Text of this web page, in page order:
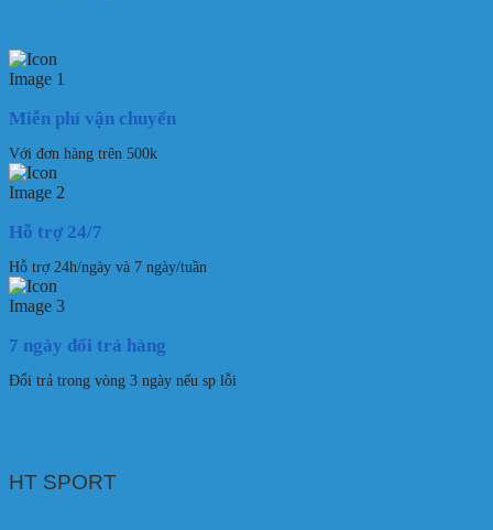
Miễn phí vận chuyển
Với đơn hàng trên 500k
Hỗ trợ 24/7
Hỗ trợ 24h/ngày và 7 ngày/tuần
7 ngày đổi trả hàng
Đổi trả trong vòng 3 ngày nếu sp lỗi
HT SPORT